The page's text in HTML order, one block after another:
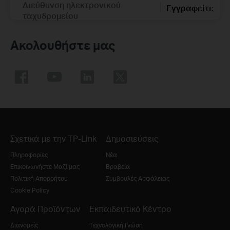
Διεύθυνση ηλεκτρονικού
ταχυδρομείου
Εγγραφείτε
Ακολουθήστε μας
Σχετικά με την TP-Link
Πληροφορίες
Επικοινωνήστε Μαζί μας
Πολιτική Απορρήτου
Cookie Policy
Δημοσιεύσεις
Νέα
Βραβεία
Συμβουλές Ασφάλειας
Αγορά Προϊόντων
Διανομείς
Εκπαιδευτικό Κέντρο
Τεχνολογική Γνώση